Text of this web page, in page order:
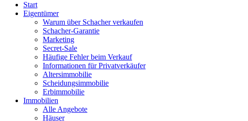
Start
Eigentümer
Warum über Schacher verkaufen
Schacher-Garantie
Marketing
Secret-Sale
Häufige Fehler beim Verkauf
Informationen für Privatverkäufer
Altersimmobilie
Scheidungsimmobilie
Erbimmobilie
Immobilien
Alle Angebote
Häuser